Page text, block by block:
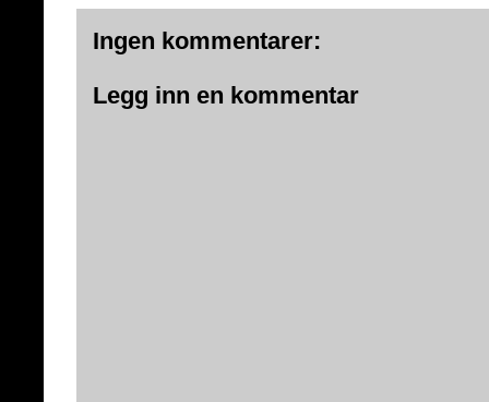
Ingen kommentarer:
Legg inn en kommentar